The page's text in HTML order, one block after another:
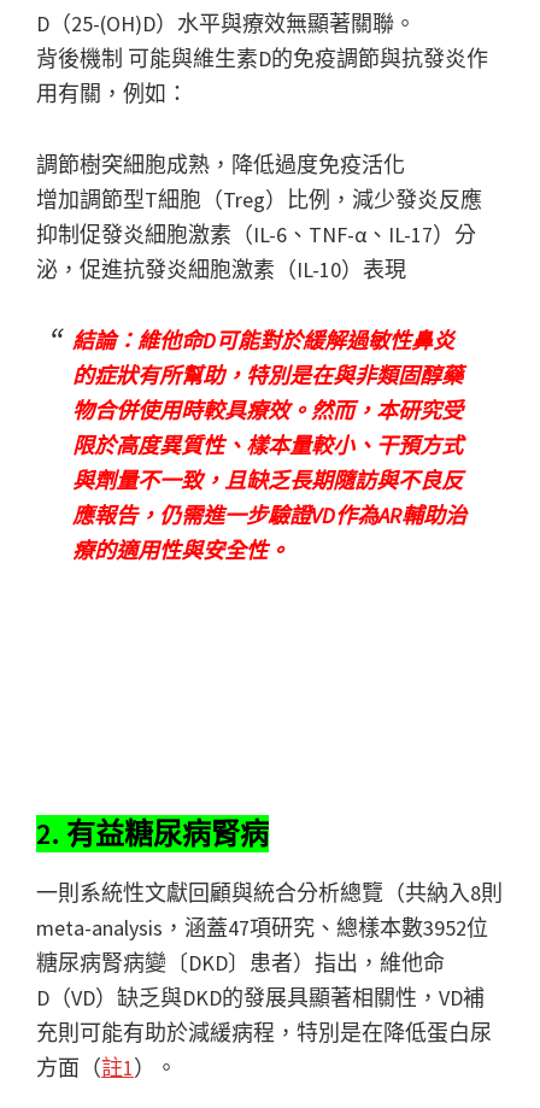
D（25-(OH)D）水平與療效無顯著關聯。
背後機制 可能與維生素D的免疫調節與抗發炎作
用有關，例如：
調節樹突細胞成熟，降低過度免疫活化
增加調節型T細胞（Treg）比例，減少發炎反應
抑制促發炎細胞激素（IL-6、TNF-α、IL-17）分
泌，促進抗發炎細胞激素（IL-10）表現
結論：維他命D可能對於緩解過敏性鼻炎
的症狀有所幫助，特別是在與非類固醇藥
物合併使用時較具療效。然而，本研究受
限於高度異質性、樣本量較小、干預方式
與劑量不一致，且缺乏長期隨訪與不良反
應報告，仍需進一步驗證VD作為AR輔助治
療的適用性與安全性。
2. 有益糖尿病腎病
一則系統性文獻回顧與統合分析總覽（共納入8則
meta-analysis，涵蓋47項研究、總樣本數3952位
糖尿病腎病變〔DKD〕患者）指出，維他命
D（VD）缺乏與DKD的發展具顯著相關性，VD補
充則可能有助於減緩病程，特別是在降低蛋白尿
方面（註1）。